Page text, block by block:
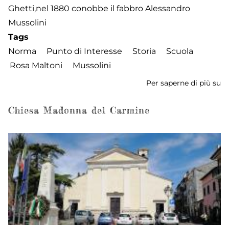
Ghetti,nel 1880 conobbe il fabbro Alessandro
Mussolini
Tags
Norma
Punto di Interesse Storia
Scuola
Rosa Maltoni
Mussolini
Per saperne di più su
Chiesa Madonna del Carmine